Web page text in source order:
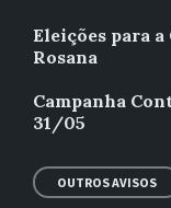
Eleições para
Rosana
Campanha
31/05
OUTROS AVISOS